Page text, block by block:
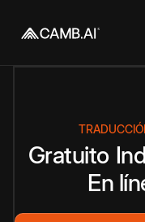
Gratuito
En